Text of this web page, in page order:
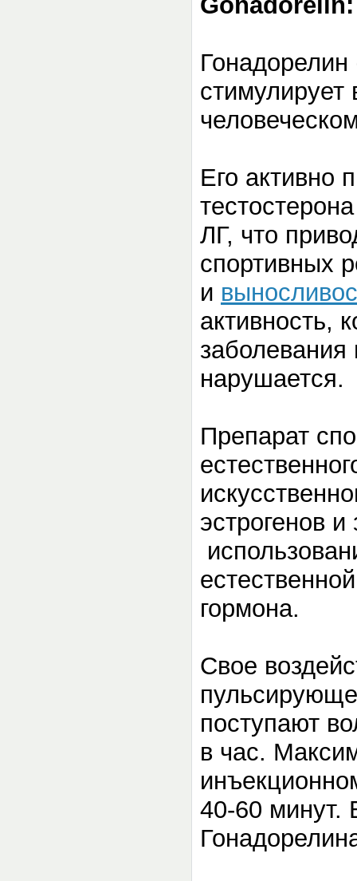
стимулирует
Его активно
ЛГ, что
спортивных
и
активность,
нарушается.
Препарат
эстрогенов
гормона.
Свое
поступают
в час.
40-60 минут.